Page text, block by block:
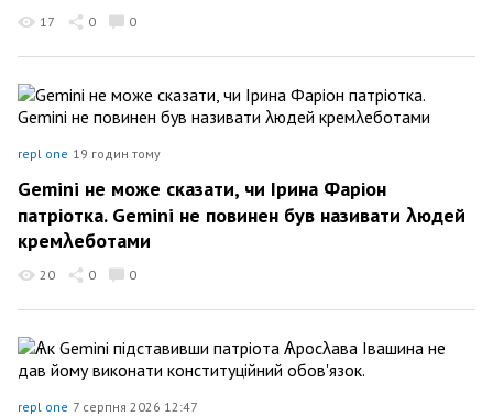
17 0 0
repl one 19 годин тому
Gemini не може сказати, чи Ірина Фаріон
патріотка. Gemini не повинен був називати λюдей
кремλеботами
20 0 0
repl one 7 серпня 2026 12:47